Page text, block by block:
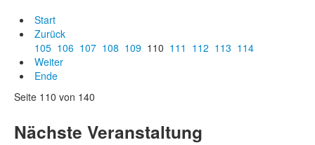
Start
Zurück
105 106 107 108 109 110 111 112 113 114
Weiter
Ende
Seite 110 von 140
Nächste Veranstaltung